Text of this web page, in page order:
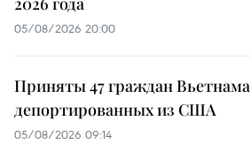
05/08/2026 20:00
Приняты 47 граждан
депортированных из США
05/08/2026 09:14